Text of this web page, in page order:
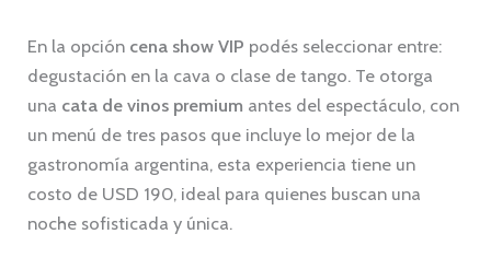
En la opción cena show VIP podés seleccionar entre:
degustación en la cava o clase de tango. Te otorga
una cata de vinos premium antes del espectáculo, con
un menú de tres pasos que incluye lo mejor de la
gastronomía argentina, esta experiencia tiene un
costo de USD 190, ideal para quienes buscan una
noche sofisticada y única.